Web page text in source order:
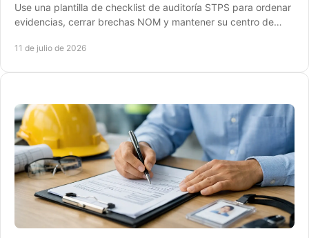
Use una plantilla de checklist de auditoría STPS para ordenar
evidencias, cerrar brechas NOM y mantener su centro de
11 de julio de 2026